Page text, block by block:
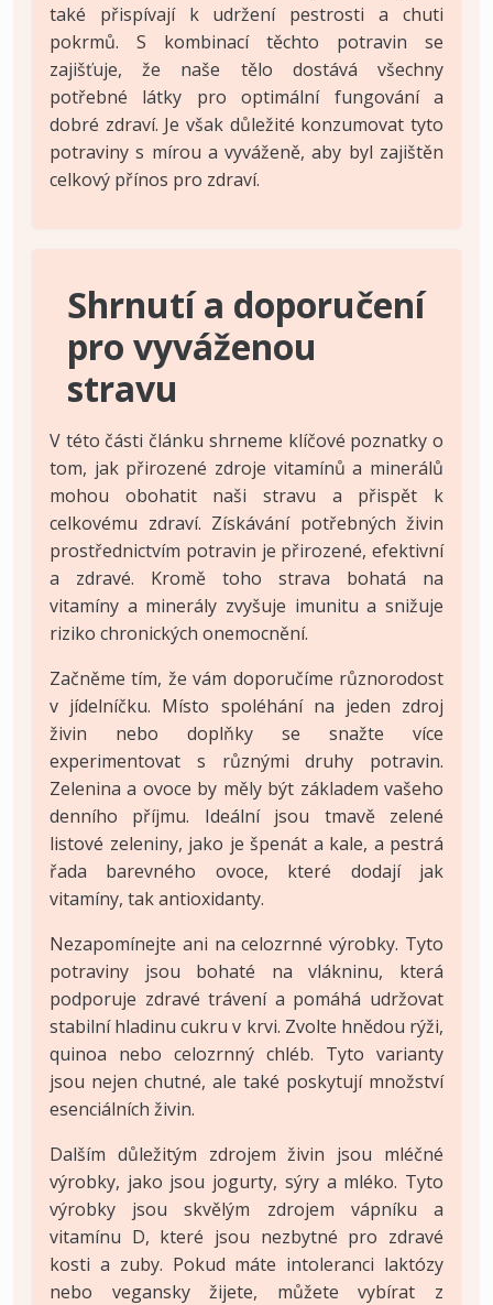
také přispívají k udržení pestrosti a chuti
pokrmů. S kombinací těchto potravin se
zajišťuje, že naše tělo dostává všechny
potřebné látky pro optimální fungování a
dobré zdraví. Je však důležité konzumovat tyto
potraviny s mírou a vyváženě, aby byl zajištěn
celkový přínos pro zdraví.
Shrnutí a doporučení
pro vyváženou
stravu
V této části článku shrneme klíčové poznatky o
tom, jak přirozené zdroje vitamínů a minerálů
mohou obohatit naši stravu a přispět k
celkovému zdraví. Získávání potřebných živin
prostřednictvím potravin je přirozené, efektivní
a zdravé. Kromě toho strava bohatá na
vitamíny a minerály zvyšuje imunitu a snižuje
riziko chronických onemocnění.
Začněme tím, že vám doporučíme různorodost
v jídelníčku. Místo spoléhání na jeden zdroj
živin nebo doplňky se snažte více
experimentovat s různými druhy potravin.
Zelenina a ovoce by měly být základem vašeho
denního příjmu. Ideální jsou tmavě zelené
listové zeleniny, jako je špenát a kale, a pestrá
řada barevného ovoce, které dodají jak
vitamíny, tak antioxidanty.
Nezapomínejte ani na celozrnné výrobky. Tyto
potraviny jsou bohaté na vlákninu, která
podporuje zdravé trávení a pomáhá udržovat
stabilní hladinu cukru v krvi. Zvolte hnědou rýži,
quinoa nebo celozrnný chléb. Tyto varianty
jsou nejen chutné, ale také poskytují množství
esenciálních živin.
Dalším důležitým zdrojem živin jsou mléčné
výrobky, jako jsou jogurty, sýry a mléko. Tyto
výrobky jsou skvělým zdrojem vápníku a
vitamínu D, které jsou nezbytné pro zdravé
kosti a zuby. Pokud máte intoleranci laktózy
nebo vegansky žijete, můžete vybírat z